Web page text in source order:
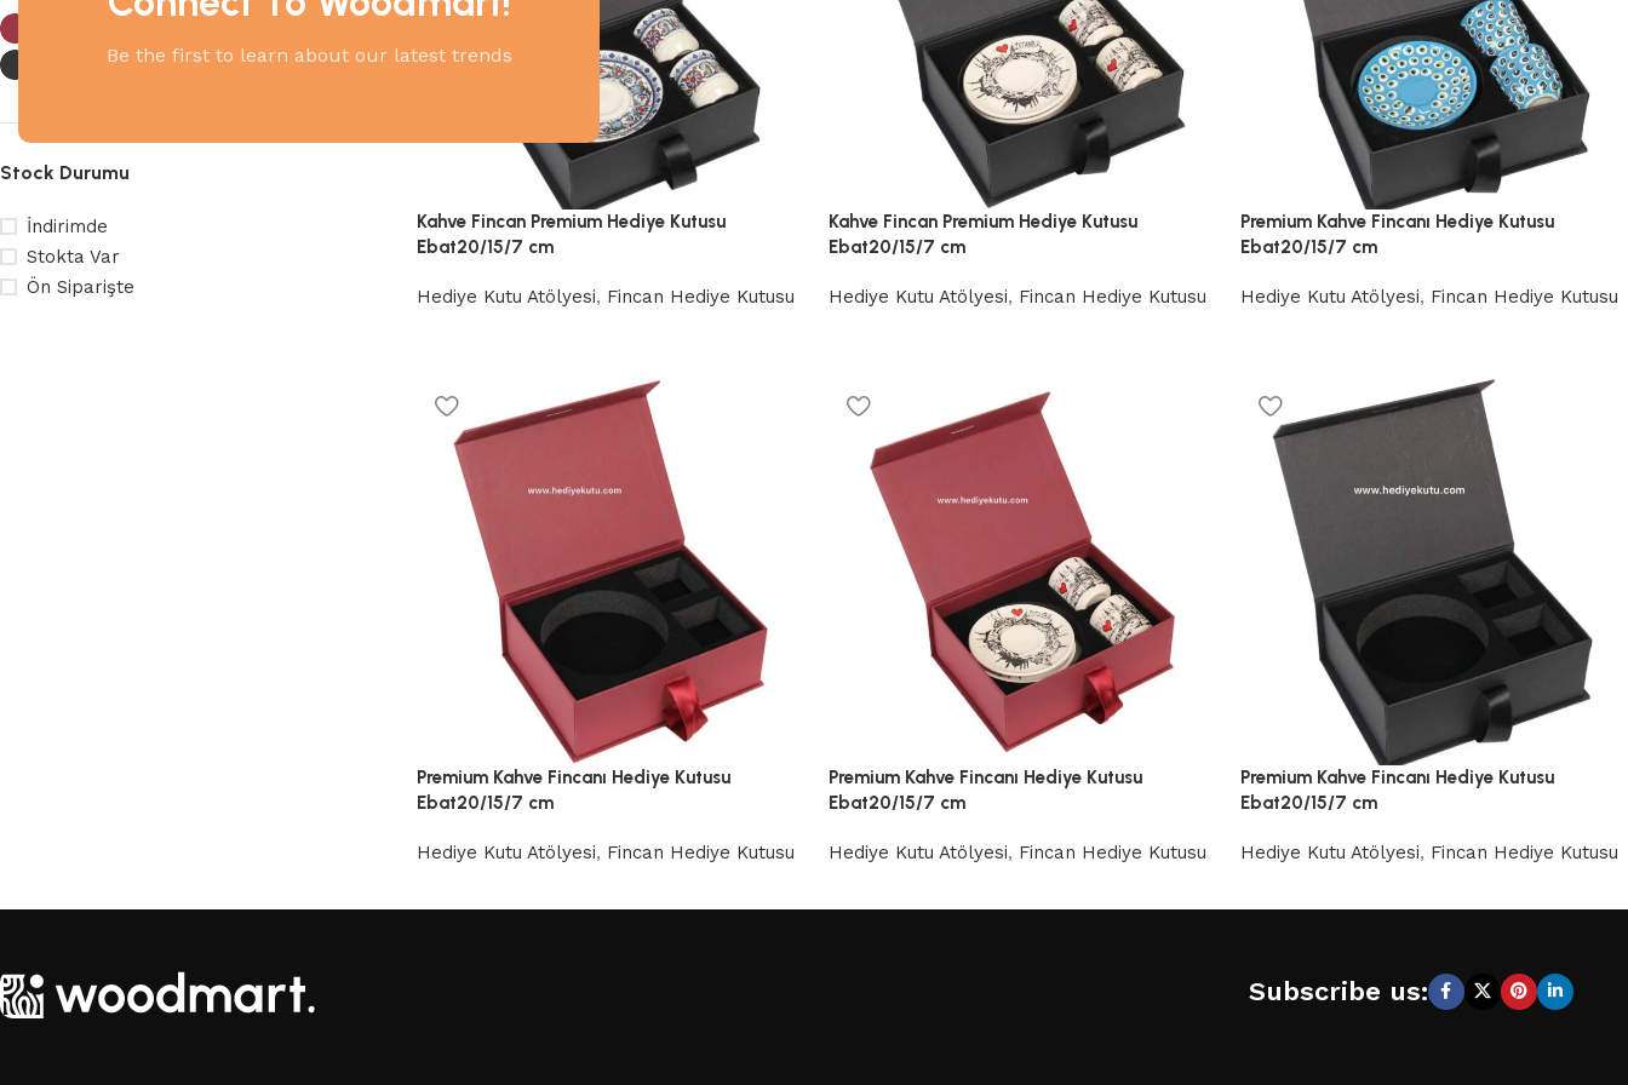
Be the first to learn about our latest trends
4
Stock Durumu
İndirimde
Stokta Var
Ön Siparişte
Kahve Fincan Premium Hediye Kutusu
Ebat20/15/7 cm
Hediye Kutu Atölyesi, Fincan Hediye Kutusu
Kahve Fincan Premium Hediye Kutusu
Ebat20/15/7 cm
Hediye Kutu Atölyesi, Fincan Hediye Kutusu
Premium Kahve Fincanı Hediye Kutusu
Ebat20/15/7 cm
Hediye Kutu Atölyesi, Fincan Hediye Kutusu
Premium Kahve Fincanı Hediye Kutusu
Ebat20/15/7 cm
Hediye Kutu Atölyesi, Fincan Hediye Kutusu
Premium Kahve Fincanı Hediye Kutusu
Ebat20/15/7 cm
Hediye Kutu Atölyesi, Fincan Hediye Kutusu
Premium Kahve Fincanı Hediye Kutusu
Ebat20/15/7 cm
Hediye Kutu Atölyesi, Fincan Hediye Kutusu
Subscribe us: